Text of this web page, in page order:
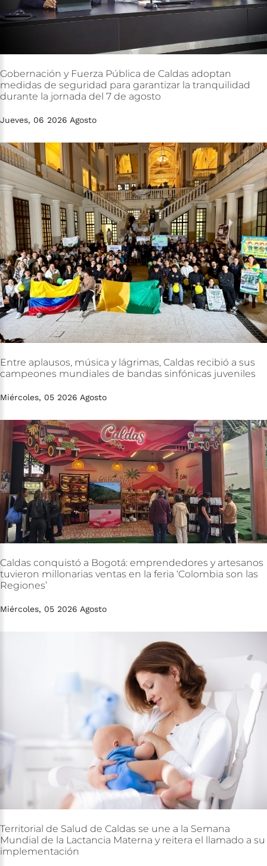
Gobernación y Fuerza Pública de Caldas adoptan
medidas de seguridad para garantizar la tranquilidad
durante la jornada del 7 de agosto
Jueves, 06 2026 Agosto
Entre aplausos, música y lágrimas, Caldas recibió a sus
campeones mundiales de bandas sinfónicas juveniles
Miércoles, 05 2026 Agosto
Caldas conquistó a Bogotá: emprendedores y artesanos
tuvieron millonarias ventas en la feria ‘Colombia son las
Regiones’
Miércoles, 05 2026 Agosto
Territorial de Salud de Caldas se une a la Semana
Mundial de la Lactancia Materna y reitera el llamado a su
implementación